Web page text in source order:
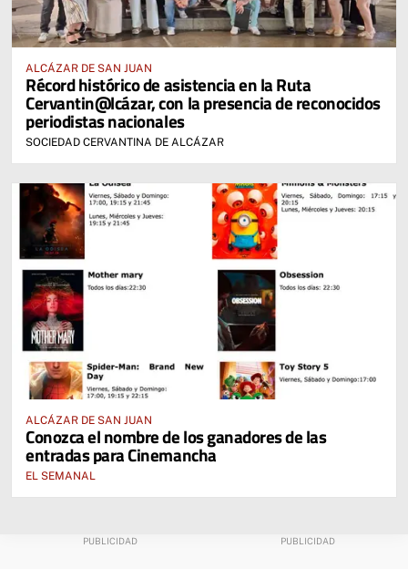
ALCÁZAR DE SAN JUAN
Récord histórico de asistencia en la Ruta
Cervantin@lcázar, con la presencia de reconocidos
periodistas nacionales
SOCIEDAD CERVANTINA DE ALCÁZAR
ALCÁZAR DE SAN JUAN
Conozca el nombre de los ganadores de las
entradas para Cinemancha
EL SEMANAL